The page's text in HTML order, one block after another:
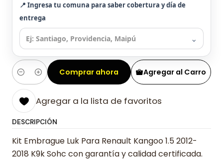
📍 Ingresa tu comuna para saber cobertura y día de
entrega
⌄
Cantidad
Agregar al Carro
Comprar ahora
Agregar a la lista de favoritos
DESCRIPCIÓN
Kit Embrague Luk Para Renault Kangoo 1.5 2012-
2018 K9k Sohc con garantía y calidad certificada.